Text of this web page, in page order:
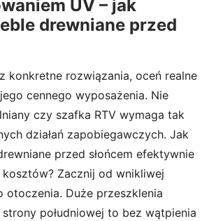
UV – jak
drewniane przed
konkretne rozwiązania, oceń realne
cennego wyposażenia. Nie
czy szafka RTV wymaga tak
działań zapobiegawczych. Jak
przed słońcem efektywnie
Zacznij od wnikliwej
otoczenia. Duże przeszklenia
południowej to bez wątpienia